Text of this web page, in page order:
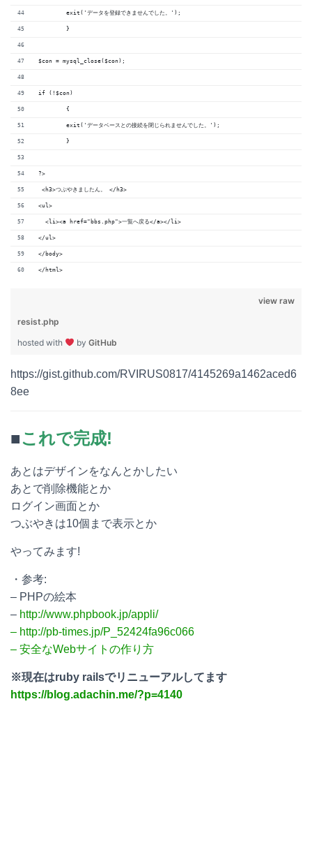
	exit('データを登録できませんでした。');
	}
$con = mysql_close($con);
if (!$con)
	{
	exit('データベースとの接続を閉じられませんでした。');
	}
?>
<h3>つぶやきましたん。 </h3>
<ul>
  <li><a href="bbs.php">一覧へ戻る</a></li>
</ul>
</body>
</html>
view raw
resist.php
hosted with
by GitHub
https://gist.github.com/RVIRUS0817/4145269a1462aced6
8ee
■これで完成!
あとはデザインをなんとかしたい
あとで削除機能とか
ログイン画面とか
つぶやきは10個まで表示とか
やってみます!
・参考:
– PHPの絵本
– http://www.phpbook.jp/appli/
– http://pb-times.jp/P_52424fa96c066
– 安全なWebサイトの作り方
※現在はruby railsでリニューアルしてます
https://blog.adachin.me/?p=4140